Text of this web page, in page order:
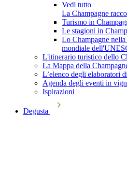
Vedi tutto
La Champagne
Turismo in
Le stagioni in
Lo Champagne
mondiale
L'itinerario turistico dello
La Mappa della
L’elenco degli elaboratori
Agenda degli eventi in
Ispirazioni
Degusta